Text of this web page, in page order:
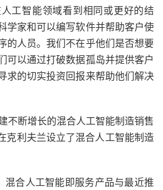
工智能领域看到相同或更好的结
学家和可以编写软件并帮助客户使
的人员。我们不在乎他们是否想要
可以通过打破数据孤岛并提供客户
求的切实投资回报来帮助他们解决
不断增长的混合人工智能制造销售
克利夫兰设立了混合人工智能制造
合人工智能即服务产品与最近推